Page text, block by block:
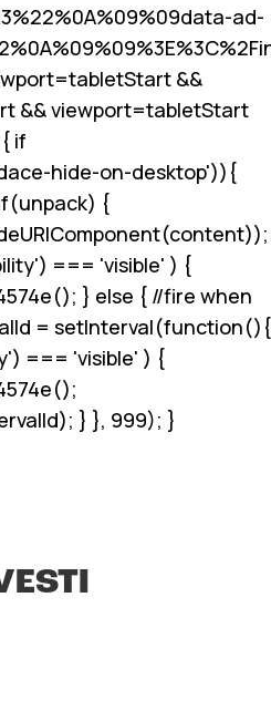
ad-
=tabletStart &&
&& viewport=tabletStart
if
hide-on-desktop')){
{
=== 'visible' ) {
} else { //fire when
= setInterval(function(){
=== 'visible' ) {
} }, 999); }